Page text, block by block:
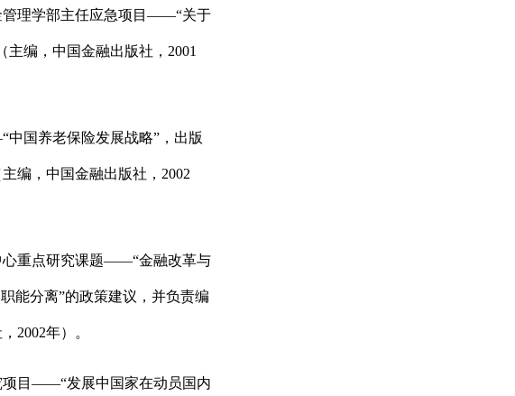
管理学部主任应急项目――“关于
编，中国金融出版社，2001
国养老保险发展战略”，出版
编，中国金融出版社，2002
心重点研究课题――“金融改革与
能分离”的政策建议，并负责编
2002年）。
项目――“发展中国家在动员国内